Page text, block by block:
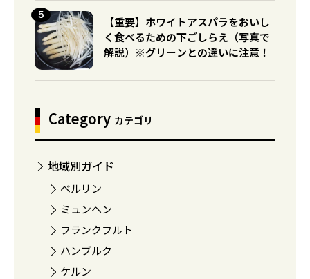
【重要】ホワイトアスパラをおいし
く食べるための下ごしらえ（写真で
解説）※グリーンとの違いに注意！
Category カテゴリ
地域別ガイド
ベルリン
ミュンヘン
フランクフルト
ハンブルク
ケルン